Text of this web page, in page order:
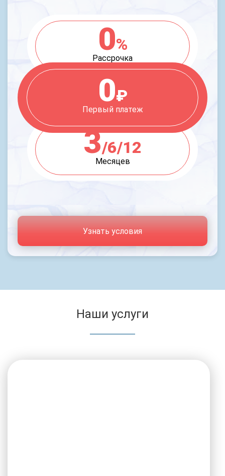
0%
Рассрочка
0₽
Первый платеж
3/6/12
Месяцев
Узнать условия
Наши услуги